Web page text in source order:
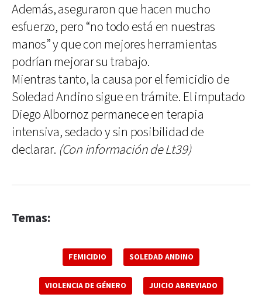
Además, aseguraron que hacen mucho
esfuerzo, pero “no todo está en nuestras
manos” y que con mejores herramientas
podrían mejorar su trabajo.
Mientras tanto, la causa por el femicidio de
Soledad Andino sigue en trámite. El imputado
Diego Albornoz permanece en terapia
intensiva, sedado y sin posibilidad de
declarar. (Con información de Lt39)
Temas:
FEMICIDIO SOLEDAD ANDINO
VIOLENCIA DE GÉNERO JUICIO ABREVIADO